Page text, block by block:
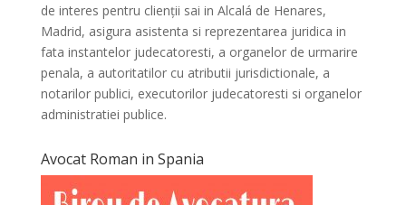
de interes pentru clienții sai in Alcalá de Henares,
Madrid, asigura asistenta si reprezentarea juridica in
fata instantelor judecatoresti, a organelor de urmarire
penala, a autoritatilor cu atributii jurisdictionale, a
notarilor publici, executorilor judecatoresti si organelor
administratiei publice.
Avocat Roman in Spania